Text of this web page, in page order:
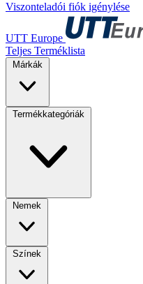
Viszonteladói fiók igénylése
UTT Europe
Teljes Terméklista
Márkák
Termékkategóriák
Nemek
Színek